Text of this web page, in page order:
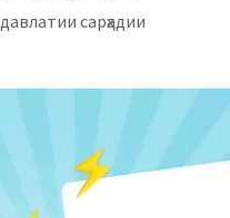
сарҳадии